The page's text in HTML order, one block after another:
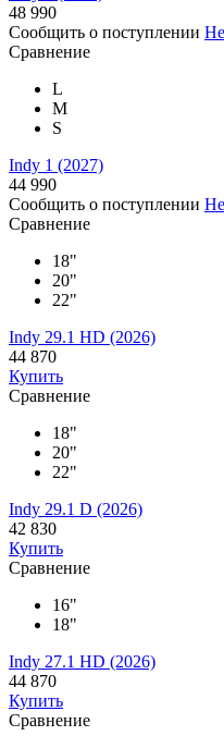
48 990
Сообщить о поступлении
Сравнение
L
M
S
Indy 1 (2027)
44 990
Сообщить о поступлении
Сравнение
18"
20"
22"
Indy 29.1 HD (2026)
44 870
Купить
Сравнение
18"
20"
22"
Indy 29.1 D (2026)
42 830
Купить
Сравнение
16"
18"
Indy 27.1 HD (2026)
44 870
Купить
Сравнение